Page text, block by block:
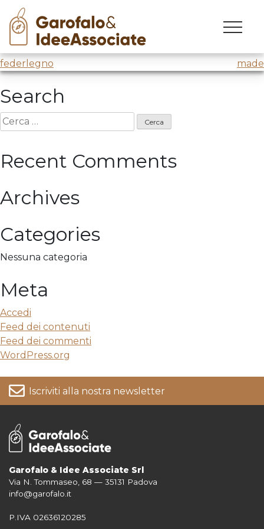
Skip
content
made
Master Made@H-Farm
Navigazione
articoli
federlegno made
Search
Ricerca
per:
Recent Comments
Archives
Categories
Nessuna categoria
Meta
Accedi
Feed dei contenuti
Feed dei commenti
WordPress.org
Iscriviti alla nostra newsletter
Per informazioni su come vengono trattati i tuoi dati consulta la nostra
Privacy Policy
Garofalo & Idee Associate Srl
Via N. Tommaseo, 68 — 35131 Padova
info@garofalo.it
P.IVA 02636120285